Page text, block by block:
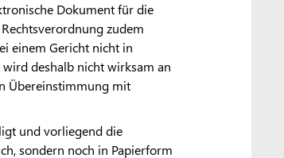
Dokument für die
zudem
einem Gericht nicht in
deshalb nicht wirksam an
Übereinstimmung mit
und vorliegend die
sondern noch in Papierform